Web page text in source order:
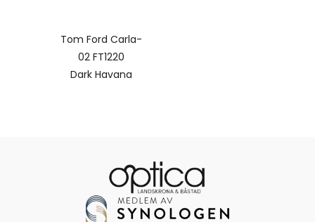
Tom Ford Carla-
02 FT1220
Dark Havana